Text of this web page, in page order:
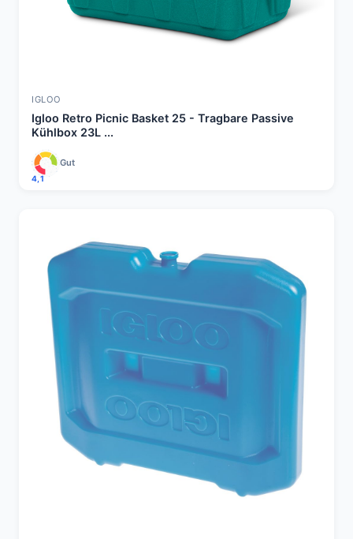
IGLOO
Igloo Retro Picnic Basket 25 - Tragbare Passive
Kühlbox 23L ...
4,1
Gut